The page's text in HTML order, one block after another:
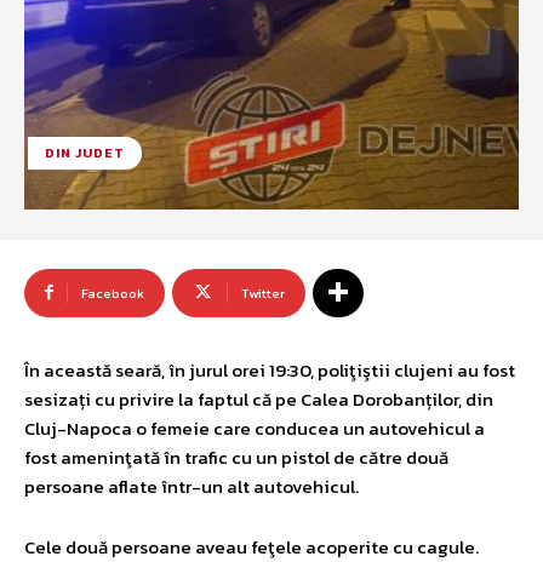
DIN JUDET
Facebook Twitter
În această seară, în jurul orei 19:30, poliţiştii clujeni au fost
sesizați cu privire la faptul că pe Calea Dorobanților, din
Cluj-Napoca o femeie care conducea un autovehicul a
fost ameninţată în trafic cu un pistol de către două
persoane aflate într-un alt autovehicul.
Cele două persoane aveau feţele acoperite cu cagule.